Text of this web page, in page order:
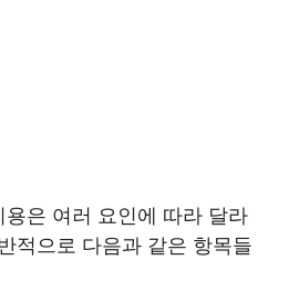
은 여러 요인에 따라 달라
적으로 다음과 같은 항목들